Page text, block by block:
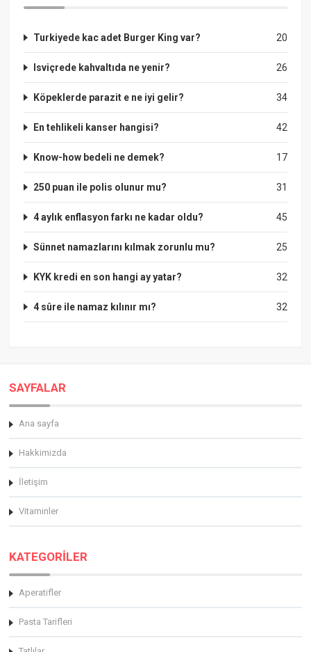
20
Turkiyede kac adet Burger King var?
26
Isviçrede kahvaltıda ne yenir?
34
Köpeklerde parazit e ne iyi gelir?
42
En tehlikeli kanser hangisi?
17
Know-how bedeli ne demek?
31
250 puan ile polis olunur mu?
45
4 aylık enflasyon farkı ne kadar oldu?
25
Sünnet namazlarını kılmak zorunlu mu?
32
KYK kredi en son hangi ay yatar?
32
4 sûre ile namaz kılınır mı?
SAYFALAR
Ana sayfa
Hakkimizda
İletişim
Vitaminler
KATEGORİLER
Aperatifler
Pasta Tarifleri